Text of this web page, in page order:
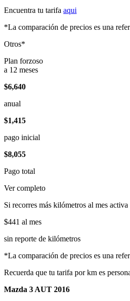
Encuentra tu tarifa aqui
*La comparación de precios es una
Otros*
Plan forzoso
a 12 meses
$6,640
anual
$1,415
pago inicial
$8,055
Pago total
Ver completo
Si recorres más kilómetros al mes
$441 al mes
sin reporte de kilómetros
*La comparación de precios es una
Recuerda que tu tarifa por km es
Mazda 3 AUT 2016